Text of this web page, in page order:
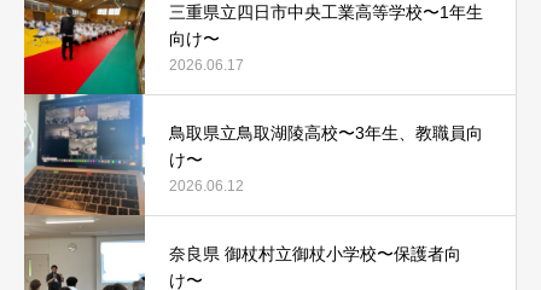
三重県立四日市中央工業高等学校〜1年生
向け〜
2026.06.17
鳥取県立鳥取湖陵高校〜3年生、教職員向
け〜
2026.06.12
奈良県 御杖村立御杖小学校〜保護者向
け〜